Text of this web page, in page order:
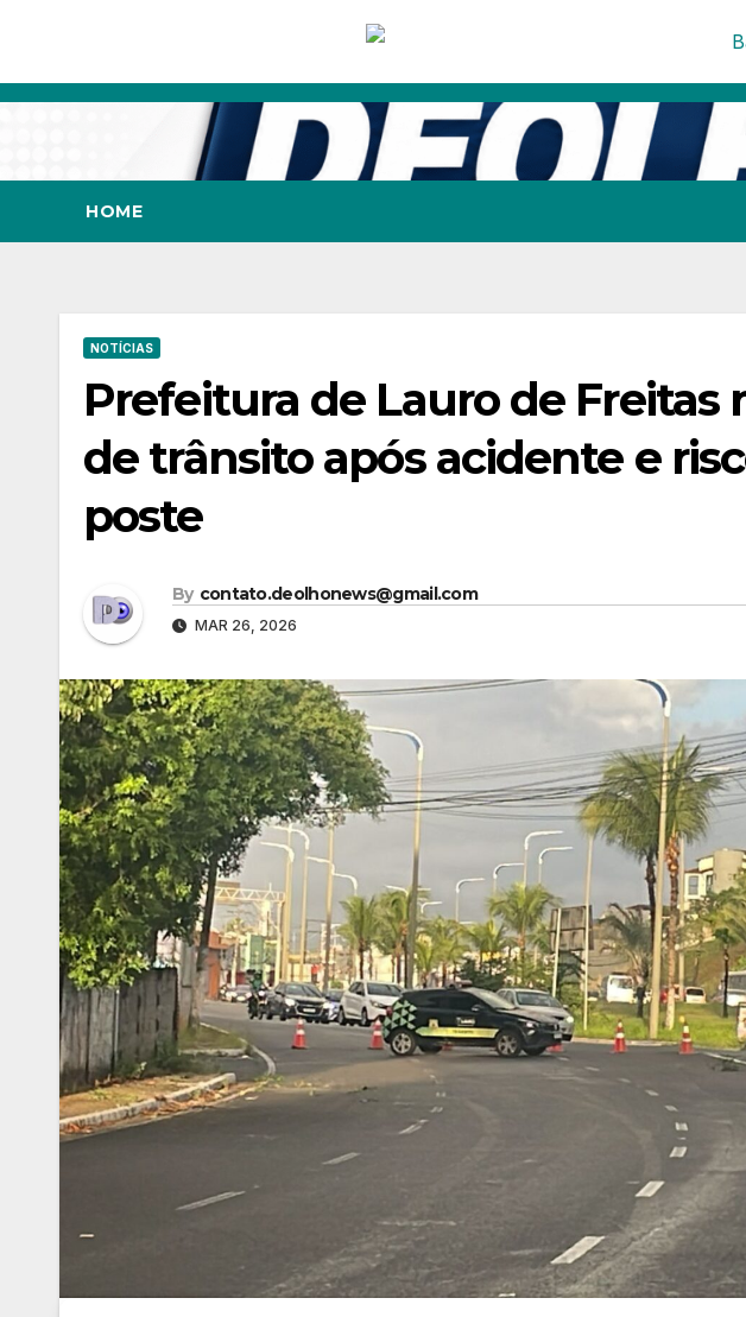
Skip
HOME
NOTÍCIAS
Prefeitura de Lauro de Freitas
de trânsito após acidente e
poste
By contato.deolhonews@gmail.com
MAR 26, 2026